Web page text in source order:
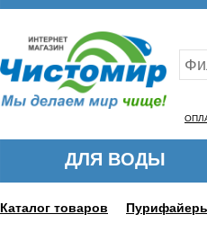
ДЛЯ ВОДЫ
Каталог товаров